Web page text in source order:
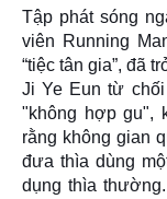
Tập phát sóng
viên Running
“tiệc tân gia”, đã
Ji Ye Eun từ
"không hợp gu",
rằng không gian
đưa thìa dùng
dụng thìa